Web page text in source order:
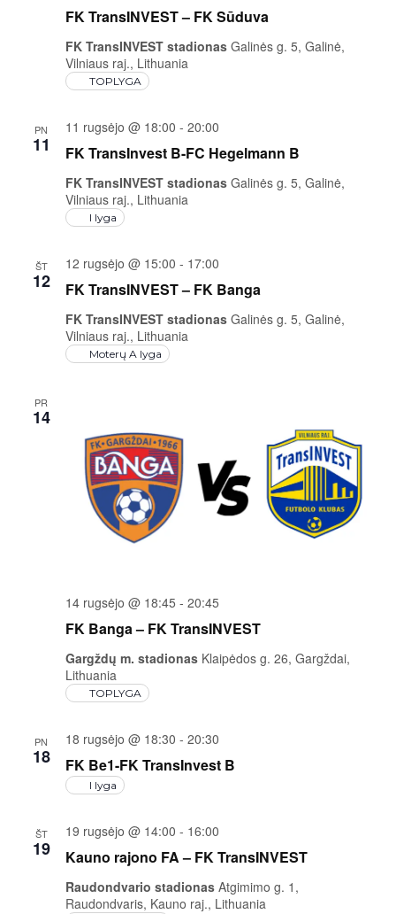
FK TransINVEST – FK Sūduva
FK TransINVEST stadionas Galinės g. 5, Galinė,
Vilniaus raj., Lithuania
TOPLYGA
PN
11 FK TransInvest B-FC Hegelmann B
11 rugsėjo @ 18:00 - 20:00
FK TransINVEST stadionas Galinės g. 5, Galinė,
Vilniaus raj., Lithuania
I lyga
ŠT
12 FK TransINVEST – FK Banga
12 rugsėjo @ 15:00 - 17:00
FK TransINVEST stadionas Galinės g. 5, Galinė,
Vilniaus raj., Lithuania
Moterų A lyga
PR
14
FK Banga – FK TransINVEST
14 rugsėjo @ 18:45 - 20:45
Gargždų m. stadionas Klaipėdos g. 26, Gargždai,
Lithuania
TOPLYGA
PN
18 FK Be1-FK TransInvest B
18 rugsėjo @ 18:30 - 20:30
I lyga
ŠT
19 Kauno rajono FA – FK TransINVEST
19 rugsėjo @ 14:00 - 16:00
Raudondvario stadionas Atgimimo g. 1,
Raudondvaris, Kauno raj., Lithuania